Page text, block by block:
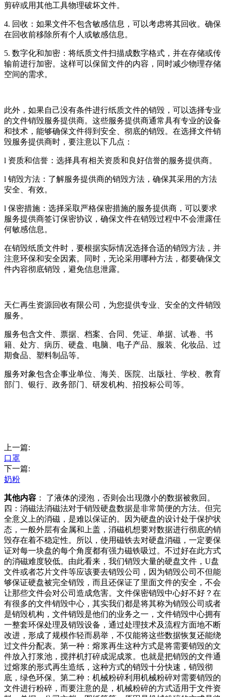
剪碎或用其他工具物理破坏文件。
4. 回收：如果文件不包含敏感信息，可以考虑将其回收。确保
在回收前移除所有个人或敏感信息。
5. 数字化和加密：将纸质文件扫描成数字格式，并在存储或传
输前进行加密。这样可以保留文件的内容，同时减少物理存储
空间的需求。
此外，如果自己没有条件进行纸质文件的销毁，可以选择专业
的文件销毁服务提供商。这些服务提供商通常具有专业的设备
和技术，能够确保文件得到安全、彻底的销毁。在选择文件销
毁服务提供商时，要注意以下几点：
l 资质和信誉：选择具有相关资质和良好信誉的服务提供商。
l 销毁方法：了解服务提供商的销毁方法，确保其采用的方法
安全、有效。
l 保密措施：选择采取严格保密措施的服务提供商，可以要求
服务提供商签订保密协议，确保文件在销毁过程中不会泄露任
何敏感信息。
在销毁纸质文件时，要根据实际情况选择合适的销毁方法，并
注意环保和安全因素。同时，无论采用哪种方法，都要确保文
件内容彻底销毁，避免信息泄露。
天仁再生资源回收有限公司，为您提供专业、安全的文件销毁
服务。
服务包含文件、票据、档案、合同、凭证、单据、试卷、书
籍、处方、病历、硬盘、电脑、电子产品、服装、化妆品、过
期食品、塑料制品等。
服务对象包含企事业单位、海关、医院、出版社、学校、教育
部门、银行、政务部门、研发机构、招投标公司等。
上一篇:
口罩
下一篇:
奶粉
其他内容 ： 了液体的浸泡，否则会出现微小的数据被救回。
四：消磁法消磁法对于销毁硬盘数据是非常简便的方法。但完
全意义上的消磁，是难以保证的。因为硬盘的设计处于保护状
态，一般外层有金属和上盖，消磁机想要对数据进行彻底的销
毁存在着不稳定性。所以，使用磁铁去对硬盘消磁，一定要保
证对每一块盘的每个角度都有强力磁铁吸过。不过好在此方式
的消磁难度较低。由此看来，我们销毁大量的硬盘文件，U盘
文件或者芯片文件等应该要去销毁公司，因为销毁公司不但能
够保证硬盘被完全销毁，而且还保证了里面文件的安全，不会
让那些文件会对公司造成危害。文件保密销毁中心好不好？在
有很多的文件销毁中心，其实我们都是将其称为销毁公司或者
是销毁机构，文件销毁是他们的业务之一，文件销毁中心拥有
一整套环保处理及销毁设备，通过处理技术及流程方面地不断
改进，形成了规模作轻而易举，不仅能将这些数据恢复还能绕
过文件分配表。第一种：熔浆再生这种方式是将需要销毁的文
件放入打浆池，搅拌机打碎成泥成浆。也就是把销毁的文件通
过熔浆的形式再生造纸，这种方式的销毁十分快速，销毁彻
底，绿色环保。第二种：机械粉碎利用机械粉碎对需要销毁的
文件进行粉碎，而要注意的是，机械粉碎的方式适用于文件资